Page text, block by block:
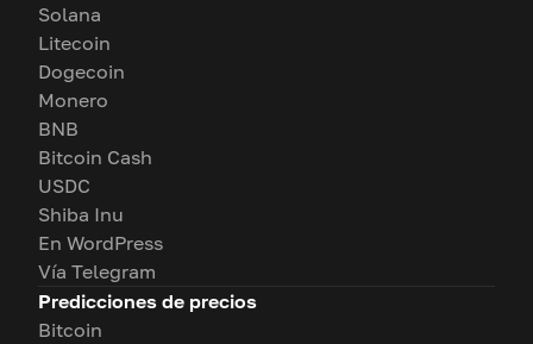
Solana
Litecoin
Dogecoin
Monero
BNB
Bitcoin Cash
USDC
Shiba Inu
En WordPress
Vía Telegram
Predicciones de precios
Bitcoin